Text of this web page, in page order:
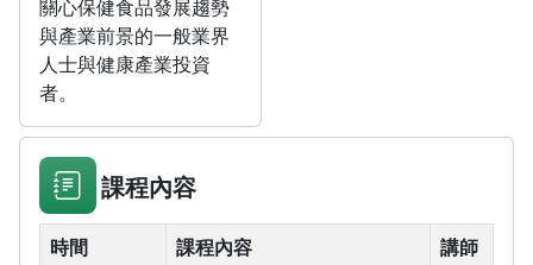
關心保健食品發展趨勢
與產業前景的一般業界
人士與健康產業投資
者。
課程內容
時間 課程內容
講師